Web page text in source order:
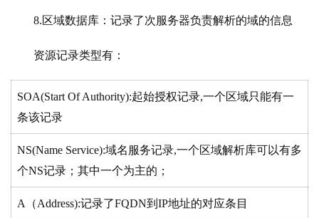
8.区域数据库：记录了次服务器负责解析的域的信息
资源记录类型有：
SOA(Start Of Authority):起始授权记录,一个区域只能有一
条该记录
NS(Name Service):域名服务记录,一个区域解析库可以有多
个NS记录；其中一个为主的；
A（Address):记录了FQDN到IP地址的对应条目